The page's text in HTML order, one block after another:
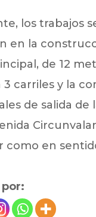
los trabajos
en la
de 12
carriles y la
de salida de
como en